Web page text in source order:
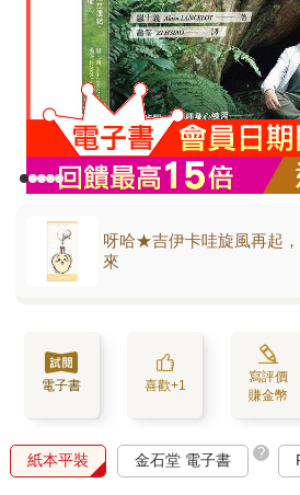
呀哈★吉伊卡哇旋風再起
來
電子書 喜歡+1
寫評價
賺金幣
紙本平裝 金石堂 電子書 ?